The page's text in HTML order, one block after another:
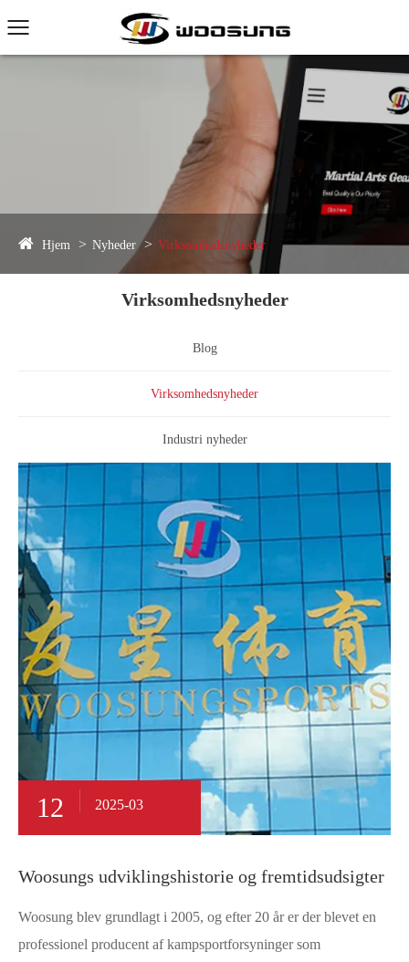
Hjem Nyheder Virksomhedsnyheder
Virksomhedsnyheder
Blog
Virksomhedsnyheder
Industri nyheder
12 2025-03
Woosungs udviklingshistorie og fremtidsudsigter
Woosung blev grundlagt i 2005, og efter 20 år er der blevet en
professionel producent af kampsportforsyninger som